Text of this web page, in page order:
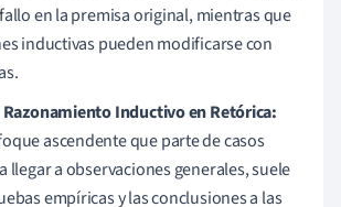
en la premisa original, mientras que
inductivas pueden modificarse con
Inductivo en Retórica:
ascendente que parte de casos
llegar a observaciones generales, suele
empíricas y las conclusiones a las